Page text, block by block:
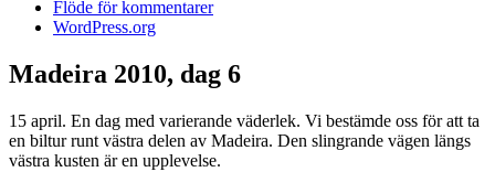
Flöde för kommentarer
WordPress.org
Madeira 2010, dag 6
15 april. En dag med varierande väderlek. Vi bestämde oss för att ta
en biltur runt västra delen av Madeira. Den slingrande vägen längs
västra kusten är en upplevelse.